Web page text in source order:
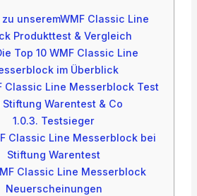
unseremWMF Classic Line
Produkttest & Vergleich
Top 10 WMF Classic Line
im Überblick
Classic Line Messerblock Test
Stiftung Warentest & Co
1.0.3. Testsieger
Classic Line Messerblock bei
Stiftung Warentest
Classic Line Messerblock
Neuerscheinungen